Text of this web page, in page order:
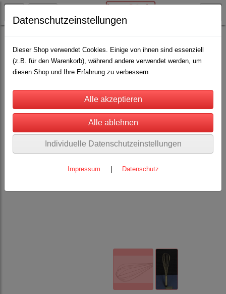
Rinderhaltung Euterpflege und Melkzubehör(13)
Datenschutzeinstellungen
Dieser Shop verwendet Cookies. Einige von ihnen sind essenziell
(z.B. für den Warenkorb), während andere verwendet werden, um
diesen Shop und Ihre Erfahrung zu verbessern.
Individuelle Datenschutzeinstellungen
Impressum Datenschutz